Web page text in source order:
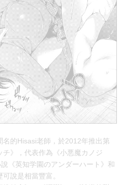
名的Hisasi老師，於2012年推出第
》，代表作為《小悪魔カノジ
《英知学園のアンダーハート》和
說是相當豐富。